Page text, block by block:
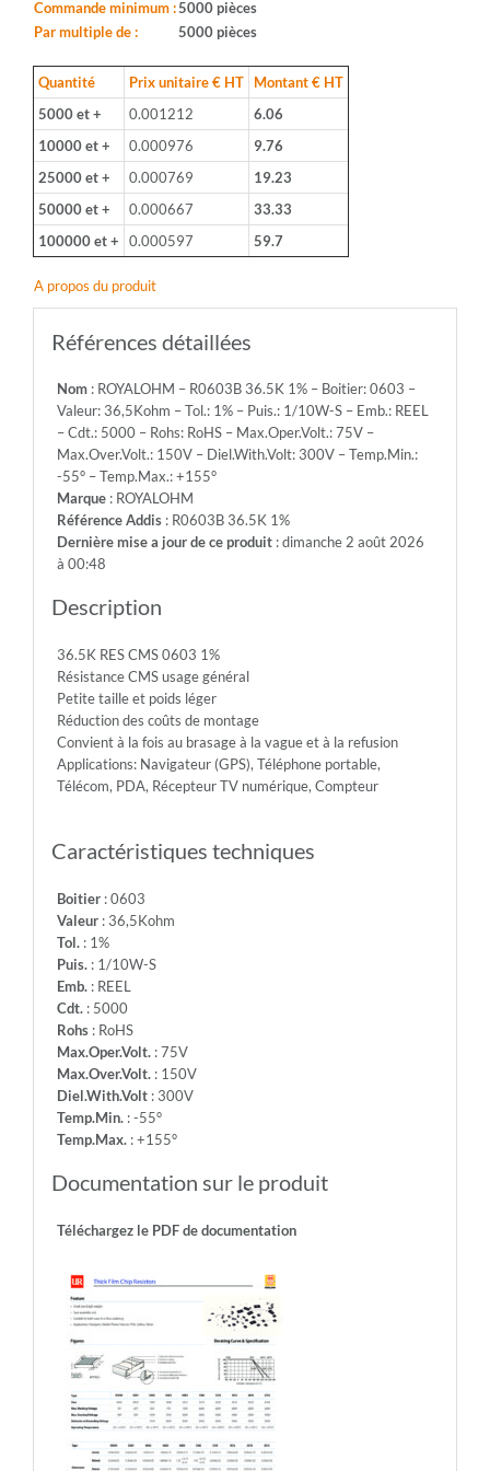
Boitier:
0603
Valeur:
36,5Kohm
-
Tol.:
1%
-
Puis.:
1/10W-
S
REEL
-
5000
-
Rohs:
RoHS
-
Max.Oper.Volt.:
75V
Max.Over.Volt.:
-
Temp.Min.:
-55°
-
Temp.Max.:
+155°
Commande minimum :5000 pièces
Par multiple de :
5000 pièces
Quantité Prix unitaire € HT
Montant € HT
5000 et +
0.001212
6.06
10000 et +
0.000976
9.76
25000 et +
0.000769
19.23
50000 et +
0.000667
33.33
100000 et +
0.000597 59.7
A propos du produit
Références détaillées
Nom: ROYALOHM – R0603B 36.5K 1% – Boitier: 0603 –
Valeur: 36,5Kohm – Tol.: 1% – Puis.: 1/10W-S – Emb.: REEL
– Cdt.: 5000 – Rohs: RoHS – Max.Oper.Volt.: 75V –
Max.Over.Volt.: 150V – Diel.With.Volt: 300V – Temp.Min.:
-55° – Temp.Max.: +155°
Marque: ROYALOHM
Référence Addis: R0603B 36.5K 1%
Dernière mise a jour de ce produit: dimanche 2 août 2026
à 00:48
Description
36.5K RES CMS 0603 1%
Résistance CMS usage général
Petite taille et poids léger
Réduction des coûts de montage
Convient à la fois au brasage à la vague et à la refusion
Applications: Navigateur (GPS), Téléphone portable,
Télécom, PDA, Récepteur TV numérique, Compteur
Caractéristiques techniques
Boitier: 0603
Valeur: 36,5Kohm
Tol.: 1%
Puis.: 1/10W-S
Emb.: REEL
Cdt.: 5000
Rohs: RoHS
Max.Oper.Volt.: 75V
Max.Over.Volt.: 150V
Diel.With.Volt: 300V
Temp.Min.: -55°
Temp.Max.: +155°
Documentation sur le produit
Téléchargez le PDF de documentation